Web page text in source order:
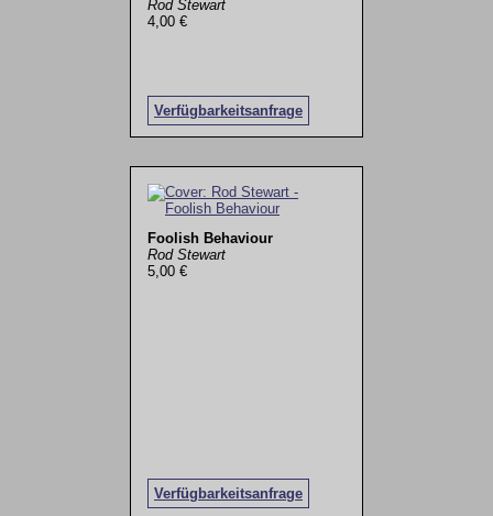
Rod Stewart
4,00 €
Verfügbarkeitsanfrage
Foolish Behaviour
Rod Stewart
5,00 €
Verfügbarkeitsanfrage